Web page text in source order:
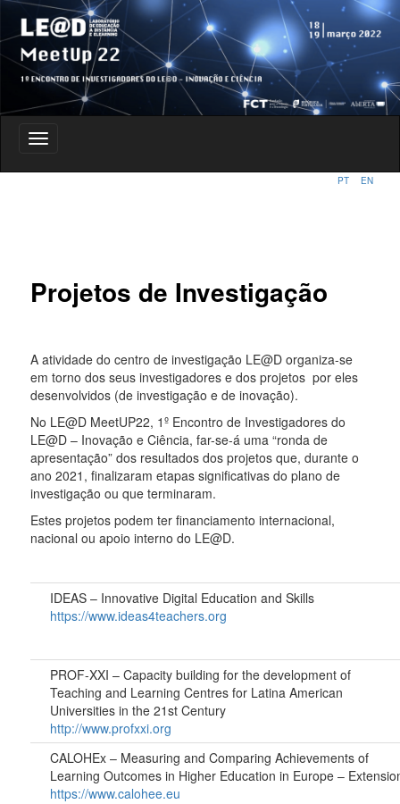
1º Encontro de Investigadores do LE@D – Inovação e Ciência
Toggle
PT EN
Projetos de Investigação
A atividade do centro de investigação LE@D organiza-se
em torno dos seus investigadores e dos projetos por eles
desenvolvidos (de investigação e de inovação).
No LE@D MeetUP22, 1º Encontro de Investigadores do
LE@D – Inovação e Ciência, far-se-á uma “ronda de
apresentação” dos resultados dos projetos que, durante o
ano 2021, finalizaram etapas significativas do plano de
investigação ou que terminaram.
Estes projetos podem ter financiamento internacional,
nacional ou apoio interno do LE@D.
IDEAS – Innovative Digital Education and Skills
https://www.ideas4teachers.org
PROF-XXI – Capacity building for the development of
Teaching and Learning Centres for Latina American
Universities in the 21st Century
http://www.profxxi.org
CALOHEx – Measuring and Comparing Achievements of
Learning Outcomes in Higher Education in Europe –
https://www.calohee.eu